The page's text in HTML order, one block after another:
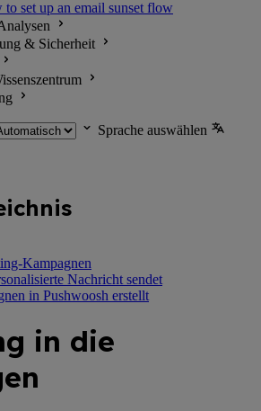
to set up an email sunset flow
& Sicherheit
Sprache auswählen
Kampagnen
Nachricht sendet
in Pushwoosh erstellt
in die